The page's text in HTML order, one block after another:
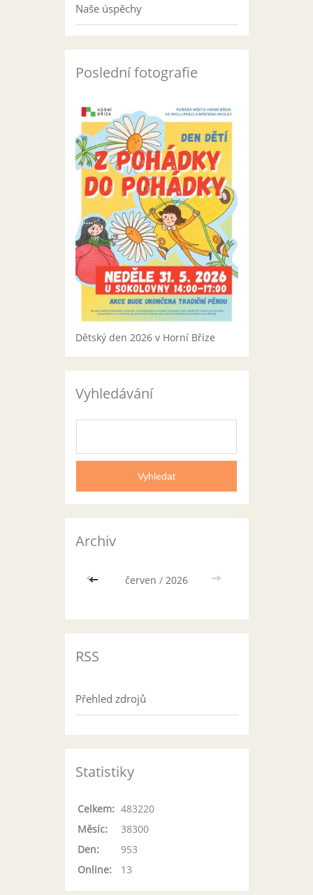
Naše úspěchy
Poslední fotografie
Dětský den 2026 v Horní Bříze
Vyhledávání
Archiv
<< červen / 2026 >>
RSS
Přehled zdrojů
Statistiky
Online: 13
Celkem: 483220
Měsíc:
38300
Den:
953